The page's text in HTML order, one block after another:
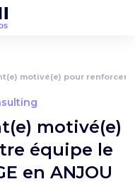
motivé(e) pour renforcer
motivé(e)
équipe le
en ANJOU